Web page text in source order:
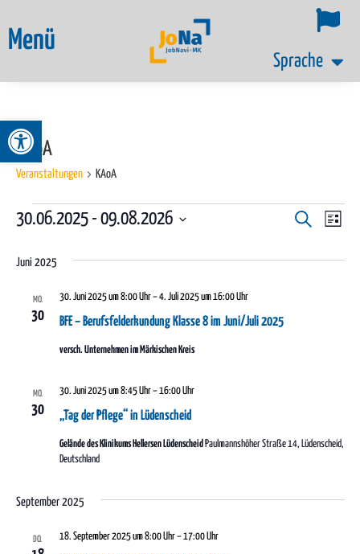
Werkzeugleiste öffnen
Menü
Sprache
KAoA
Veranstaltungen KAoA
Suche
Liste
30.06.2025 - 09.08.2026
wählen.
Juni 2025
MO.
30 BFE – Berufsfelderkundung Klasse 8 im Juni/Juli 2025
30. Juni 2025 um 8:00 Uhr–4. Juli 2025 um 16:00 Uhr
versch. Unternehmen im Märkischen Kreis
MO.
30 „Tag der Pflege“ in Lüdenscheid
30. Juni 2025 um 8:45 Uhr–16:00 Uhr
Gelände des Klinikums Hellersen LüdenscheidPaulmannshöher Straße 14, Lüdenscheid,
Deutschland
September 2025
DO. 18. September 2025 um 8:00 Uhr–17:00 Uhr